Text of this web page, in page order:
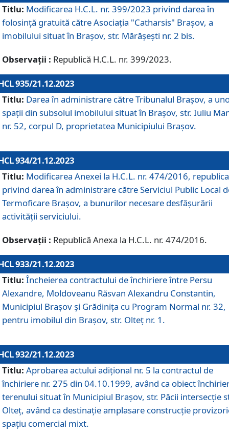
Titlu: Modificarea H.C.L. nr. 399/2023 privind darea în
folosinţă gratuită către Asociaţia "Catharsis" Brașov, a
imobilului situat în Braşov, str. Mărăşeşti nr. 2 bis.
Observații : Republică H.C.L. nr. 399/2023.
935/21.12.2023
Titlu: Darea în administrare către Tribunalul Brașov, a
spații din subsolul imobilului situat în Brașov, str. Iuliu
nr. 52, corpul D, proprietatea Municipiului Brașov.
934/21.12.2023
Titlu: Modificarea Anexei la H.C.L. nr. 474/2016,
privind darea în administrare către Serviciul Public Local
Termoficare Braşov, a bunurilor necesare desfăşurării
activităţii serviciului.
Observații : Republică Anexa la H.C.L. nr. 474/2016.
933/21.12.2023
Titlu: Încheierea contractului de închiriere între Persu
Alexandre, Moldoveanu Răsvan Alexandru Constantin,
Municipiul Braşov şi Grădinița cu Program Normal nr. 32,
pentru imobilul din Brașov, str. Olteț nr. 1.
932/21.12.2023
Titlu: Aprobarea actului adițional nr. 5 la contractul de
închiriere nr. 275 din 04.10.1999, având ca obiect
terenului situat în Municipiul Brașov, str. Păcii intersecție
Olteț, având ca destinație amplasare construcție
spațiu comercial mixt.